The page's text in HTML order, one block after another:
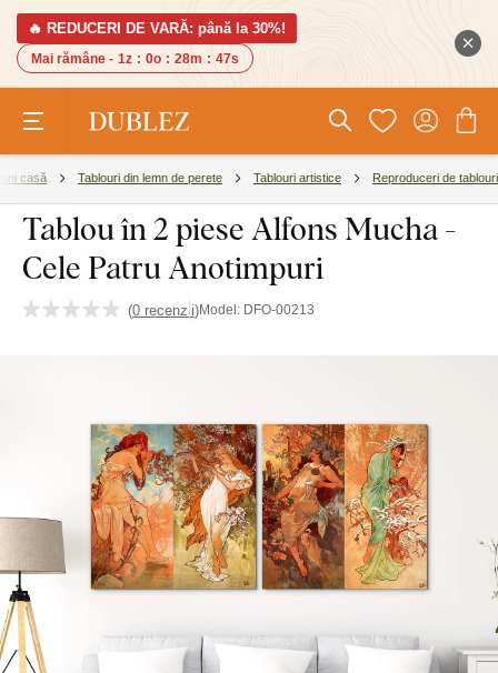
🔥 REDUCERI DE VARĂ: până la 30%!
Mai rămâne - 1z : 0o : 28m : 46s
casă Tablouri din lemn de perete Tablouri artistice Reproduceri de tablouri
Tablou în 2 piese Alfons Mucha -
Cele Patru Anotimpuri
(0 recenzii)Model: DFO-00213